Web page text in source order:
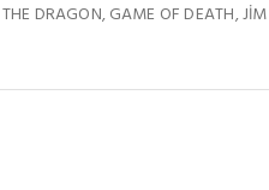
DRAGON,GAME OF DEATH,